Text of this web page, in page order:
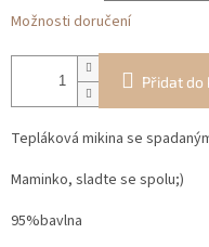
Možnosti doručení
Přidat do
Tepláková mikina se
Maminko, sladte se spolu;)
95%bavlna